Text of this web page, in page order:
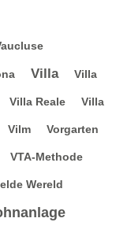
Villa Villa
Villa Reale Villa
Vilm Vorgarten
VTA-Methode
Wereld